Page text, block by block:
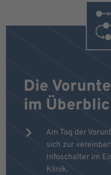
Die
im
Am Tag der
sich zur
Infoschalter im
Klinik.